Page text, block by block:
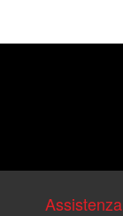
Assistenza